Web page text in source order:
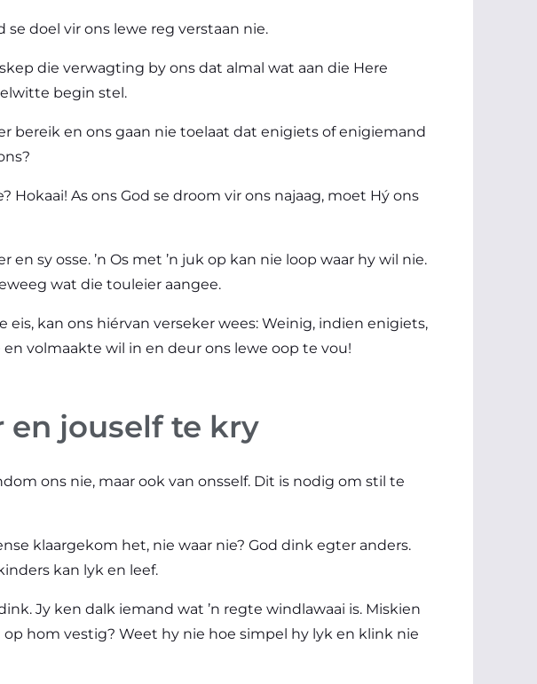
doel vir ons lewe reg verstaan nie.
die verwagting by ons dat almal wat aan die Here
begin stel.
bereik en ons gaan nie toelaat dat enigiets of enigiemand
Hokaai! As ons God se droom vir ons najaag, moet Hý ons
en sy osse. ’n Os met ’n juk op kan nie loop waar hy wil nie.
wat die touleier aangee.
kan ons hiérvan verseker wees: Weinig, indien enigiets,
volmaakte wil in en deur ons lewe oop te vou!
en jouself te kry
ons nie, maar ook van onsself. Dit is nodig om stil te
klaargekom het, nie waar nie? God dink egter anders.
kan lyk en leef.
Jy ken dalk iemand wat ’n regte windlawaai is. Miskien
hom vestig? Weet hy nie hoe simpel hy lyk en klink nie